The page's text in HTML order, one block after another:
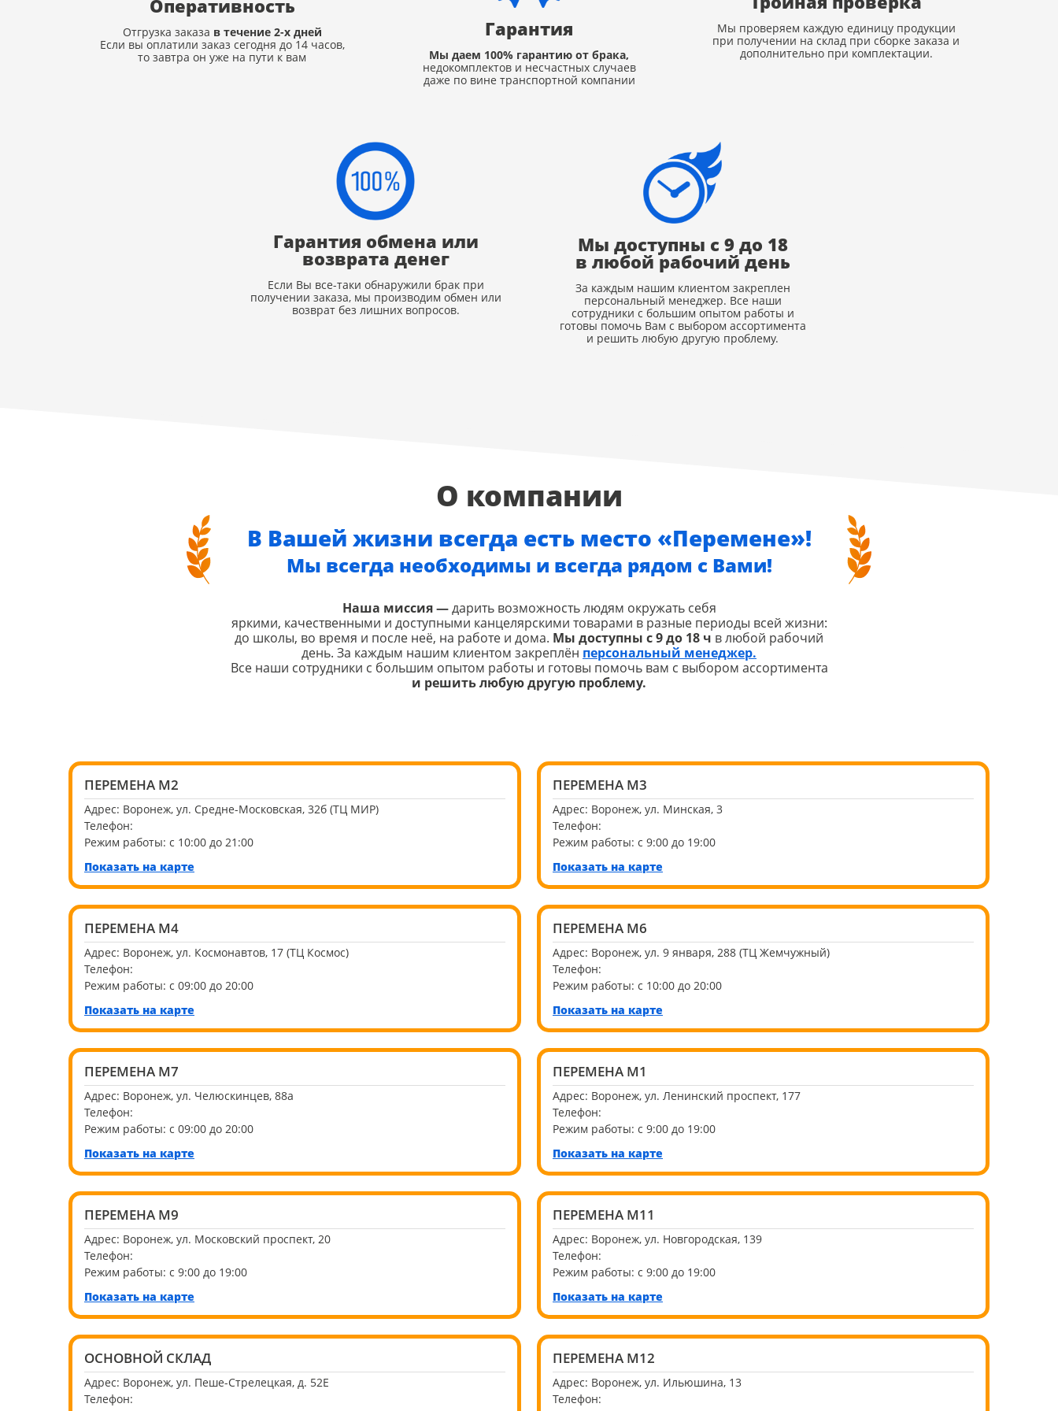
Оперативность
Отгрузка заказа в течение 2-х дней
Если вы оплатили заказ сегодня до 14 часов,
то завтра он уже на пути к вам
Гарантия
Мы даем 100% гарантию от брака,
недокомплектов и несчастных случаев
даже по вине транспортной компании
Мы проверяем каждую единицу продукции
при получении на склад при сборке заказа и
дополнительно при комплектации.
Гарантия обмена или
возврата денег
Если Вы все-таки обнаружили брак при
получении заказа, мы производим обмен или
возврат без лишних вопросов.
Мы доступны с 9 до 18
в любой рабочий день
За каждым нашим клиентом закреплен
персональный менеджер. Все наши
сотрудники с большим опытом работы и
готовы помочь Вам с выбором ассортимента
и решить любую другую проблему.
О компании
В Вашей жизни всегда есть место «Перемене»!
Мы всегда необходимы и всегда рядом с Вами!
Наша миссия —дарить возможность людям окружать себя
яркими, качественными и доступными канцелярскими товарами в разные периоды всей жизни:
до школы, во время и после неё, на работе и дома. Мы доступны с 9 до 18 ч в любой рабочий
день. За каждым нашим клиентом закреплён персональный менеджер.
Все наши сотрудники с большим опытом работы и готовы помочь вам с выбором ассортимента
и решить любую другую проблему.
ПЕРЕМЕНА М2
Адрес: Воронеж, ул. Средне-Московская, 32б (ТЦ МИР)
Телефон:
Режим работы: с 10:00 до 21:00
Показать на карте
ПЕРЕМЕНА М3
Адрес: Воронеж, ул. Минская, 3
Телефон:
Режим работы: с 9:00 до 19:00
Показать на карте
ПЕРЕМЕНА М4
Адрес: Воронеж, ул. Космонавтов, 17 (ТЦ Космос)
Телефон:
Режим работы: с 09:00 до 20:00
Показать на карте
ПЕРЕМЕНА М6
Адрес: Воронеж, ул. 9 января, 288 (ТЦ Жемчужный)
Телефон:
Режим работы: с 10:00 до 20:00
Показать на карте
ПЕРЕМЕНА М7
Адрес: Воронеж, ул. Челюскинцев, 88а
Телефон:
Режим работы: с 09:00 до 20:00
Показать на карте
ПЕРЕМЕНА М1
Адрес: Воронеж, ул. Ленинский проспект, 177
Телефон:
Режим работы: с 9:00 до 19:00
Показать на карте
ПЕРЕМЕНА М9
Адрес: Воронеж, ул. Московский проспект, 20
Телефон:
Режим работы: с 9:00 до 19:00
Показать на карте
ПЕРЕМЕНА М11
Адрес: Воронеж, ул. Новгородская, 139
Телефон:
Режим работы: с 9:00 до 19:00
Показать на карте
ОСНОВНОЙ СКЛАД
Адрес: Воронеж, ул. Пеше-Стрелецкая, д. 52Е
Телефон:
ПЕРЕМЕНА М12
Адрес: Воронеж, ул. Ильюшина, 13
Телефон: